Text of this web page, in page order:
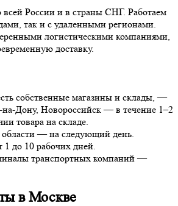
всей России и в страны СНГ. Работаем
так и с удаленными регионами.
логистическими компаниями,
доставку.
собственные магазины и склады, —
Дону, Новороссийск — в течение 1–2
товара на складе.
— на следующий день.
до 10 рабочих дней.
транспортных компаний —
в Москве